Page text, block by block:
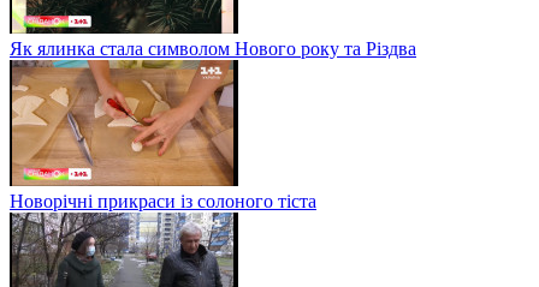
Як ялинка стала символом Нового року та Різдва
Новорічні прикраси із солоного тіста